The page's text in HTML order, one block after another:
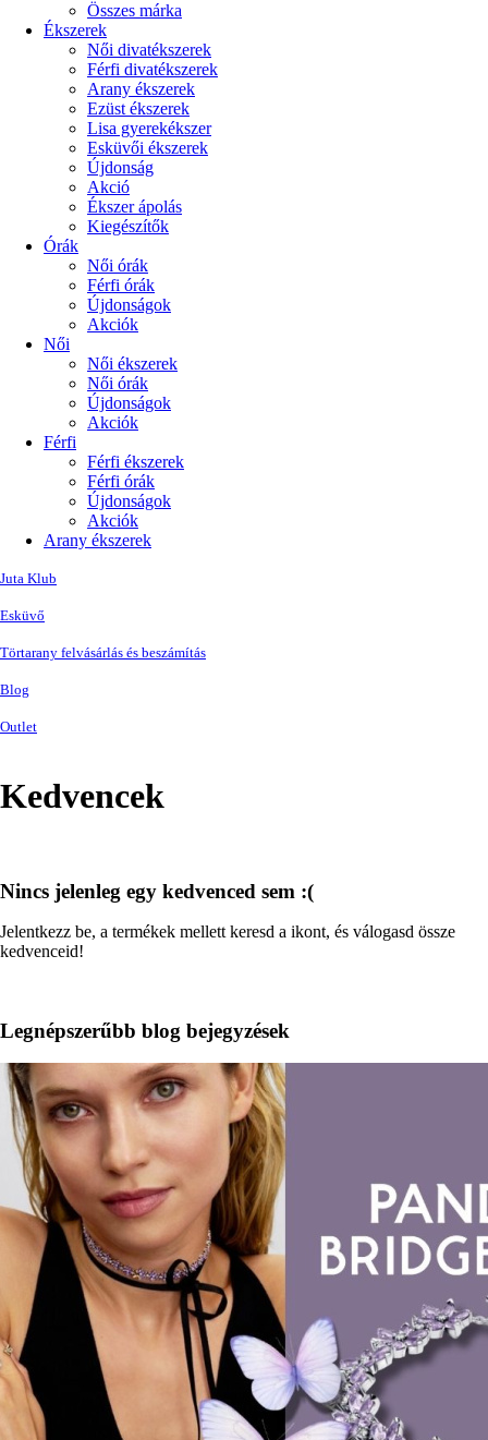
Összes márka
Ékszerek
Női divatékszerek
Férfi divatékszerek
Arany ékszerek
Ezüst ékszerek
Lisa gyerekékszer
Esküvői ékszerek
Újdonság
Akció
Ékszer ápolás
Kiegészítők
Órák
Női órák
Férfi órák
Újdonságok
Akciók
Női
Női ékszerek
Női órák
Újdonságok
Akciók
Férfi
Férfi ékszerek
Férfi órák
Újdonságok
Akciók
Arany ékszerek
Juta Klub
Esküvő
Törtarany felvásárlás és beszámítás
Blog
Outlet
Kedvencek
Nincs jelenleg egy kedvenced sem :(
Jelentkezz be, a termékek mellett keresd a ikont, és válogasd össze
kedvenceid!
Legnépszerűbb blog bejegyzések